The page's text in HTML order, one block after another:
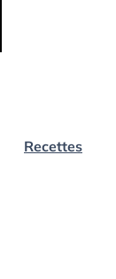
Recettes